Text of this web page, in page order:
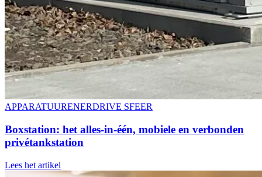
APPARATUURENERDRIVE SFEER
Boxstation: het alles-in-één, mobiele en verbonden
privétankstation
Lees het artikel